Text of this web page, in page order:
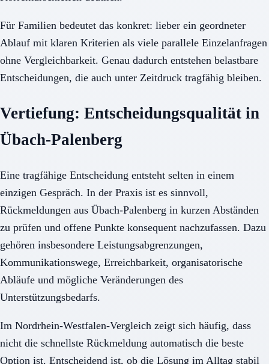
Für Familien bedeutet das konkret: lieber ein geordneter
Ablauf mit klaren Kriterien als viele parallele Einzelanfragen
ohne Vergleichbarkeit. Genau dadurch entstehen belastbare
Entscheidungen, die auch unter Zeitdruck tragfähig bleiben.
Vertiefung: Entscheidungsqualität in
Übach-Palenberg
Eine tragfähige Entscheidung entsteht selten in einem
einzigen Gespräch. In der Praxis ist es sinnvoll,
Rückmeldungen aus Übach-Palenberg in kurzen Abständen
zu prüfen und offene Punkte konsequent nachzufassen. Dazu
gehören insbesondere Leistungsabgrenzungen,
Kommunikationswege, Erreichbarkeit, organisatorische
Abläufe und mögliche Veränderungen des
Unterstützungsbedarfs.
Im Nordrhein-Westfalen-Vergleich zeigt sich häufig, dass
nicht die schnellste Rückmeldung automatisch die beste
Option ist. Entscheidend ist, ob die Lösung im Alltag stabil